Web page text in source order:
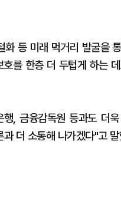
등 미래 먹거리 발굴을
를 한층 더 두텁게 하는
, 금융감독원 등과도 더
더 소통해 나가겠다"고